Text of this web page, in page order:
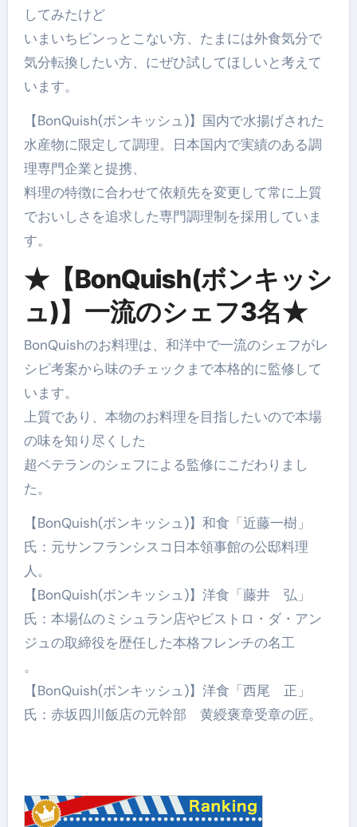
してみたけど
いまいちピンっとこない方、たまには外食気分で
気分転換したい方、にぜひ試してほしいと考えて
います。
【BonQuish(ボンキッシュ)】国内で水揚げされた
水産物に限定して調理。日本国内で実績のある調
理専門企業と提携、
料理の特徴に合わせて依頼先を変更して常に上質
でおいしさを追求した専門調理制を採用していま
す。
★【BonQuish(ボンキッシ
ュ)】一流のシェフ3名★
BonQuishのお料理は、和洋中で一流のシェフがレ
シピ考案から味のチェックまで本格的に監修して
います。
上質であり、本物のお料理を目指したいので本場
の味を知り尽くした
超ベテランのシェフによる監修にこだわりまし
た。
【BonQuish(ボンキッシュ)】和食「近藤一樹」
氏：元サンフランシスコ日本領事館の公邸料理
人。
【BonQuish(ボンキッシュ)】洋食「藤井 弘」
氏：本場仏のミシュラン店やビストロ・ダ・アン
ジュの取締役を歴任した本格フレンチの名工
。
【BonQuish(ボンキッシュ)】洋食「西尾 正」
氏：赤坂四川飯店の元幹部 黄綬褒章受章の匠。